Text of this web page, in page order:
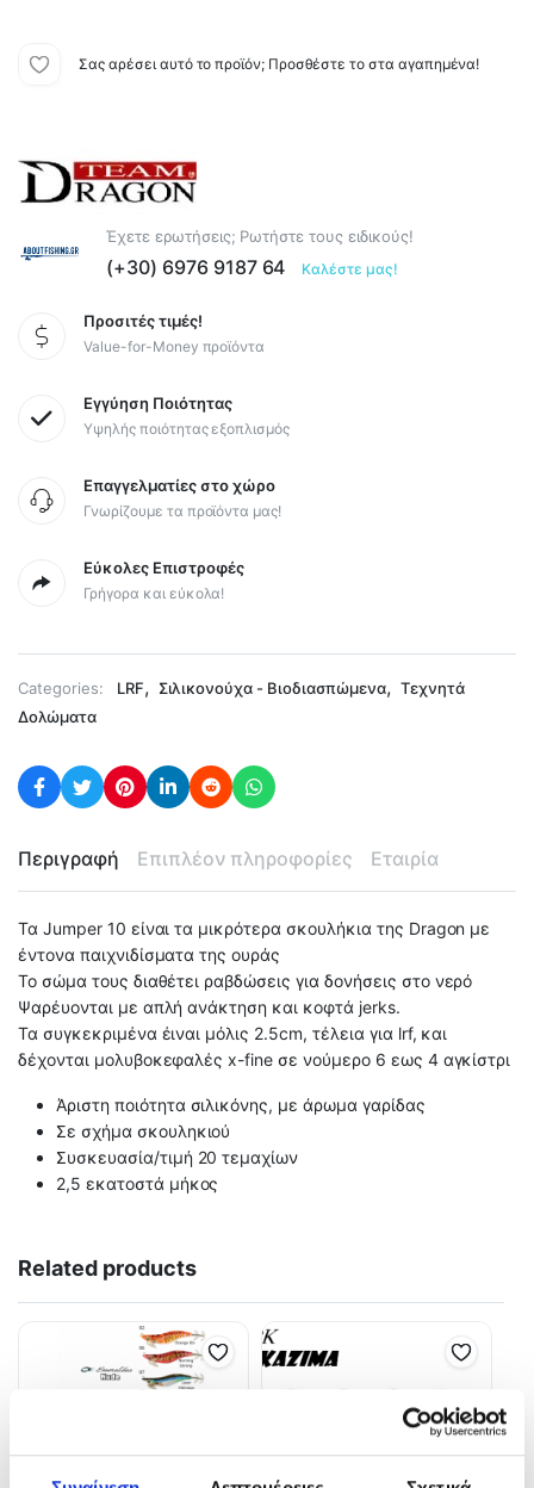
Σας αρέσει αυτό το προϊόν; Προσθέστε το στα αγαπημένα!
Έχετε ερωτήσεις; Ρωτήστε τους ειδικούς!
(+30) 6976 9187 64 Καλέστε μας!
Προσιτές τιμές!
Value-for-Money προϊόντα
Εγγύηση Ποιότητας
Υψηλής ποιότητας εξοπλισμός
Επαγγελματίες στο χώρο
Γνωρίζουμε τα προϊόντα μας!
Εύκολες Επιστροφές
Γρήγορα και εύκολα!
Categories: LRF, Σιλικονούχα - Βιοδιασπώμενα, Τεχνητά
Δολώματα
Περιγραφή Επιπλέον πληροφορίες Εταιρία
Τα Jumper 10 είναι τα μικρότερα σκουλήκια της Dragon με
έντονα παιχνιδίσματα της ουράς
Το σώμα τους διαθέτει ραβδώσεις για δονήσεις στο νερό
Ψαρέυονται με απλή ανάκτηση και κοφτά jerks.
Τα συγκεκριμένα έιναι μόλις 2.5cm, τέλεια για lrf, και
δέχονται μολυβοκεφαλές x-fine σε νούμερο 6 εως 4 αγκίστρι
Άριστη ποιότητα σιλικόνης, με άρωμα γαρίδας
Σε σχήμα σκουληκιού
Συσκευασία/τιμή 20 τεμαχίων
2,5 εκατοστά μήκος
Related products